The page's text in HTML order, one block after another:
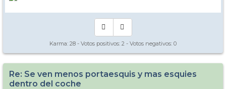
Karma: 28 - Votos positivos: 2 - Votos negativos: 0
Re: Se ven menos portaesquis y mas esquies
dentro del coche